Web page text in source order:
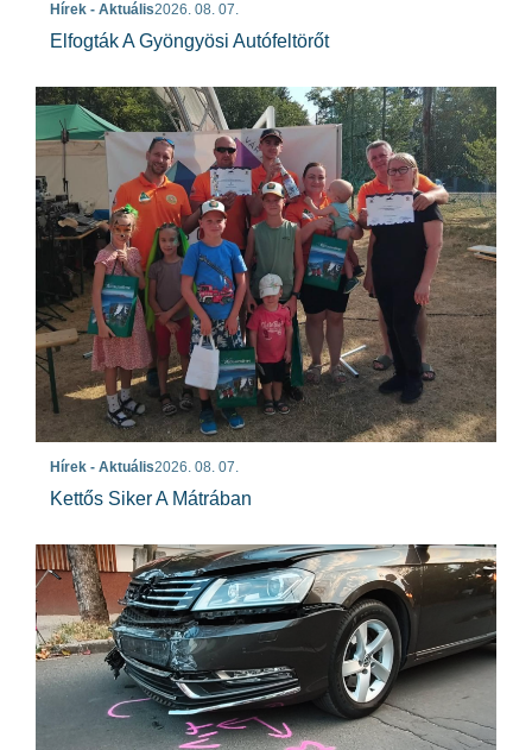
Hírek - Aktuális2026. 08. 07.
Elfogták A Gyöngyösi Autófeltörőt
Hírek - Aktuális2026. 08. 07.
Kettős Siker A Mátrában